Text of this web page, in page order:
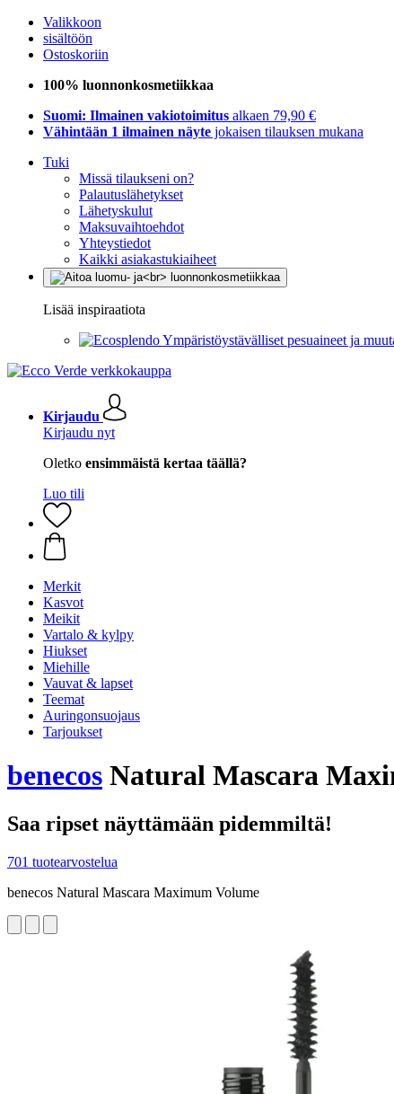
Valikkoon
sisältöön
Ostoskoriin
100% luonnonkosmetiikkaa
Suomi: Ilmainen vakiotoimitus alkaen 79,90 €
Vähintään 1 ilmainen näyte jokaisen tilauksen mukana
Tuki
Missä tilaukseni on?
Palautuslähetykset
Lähetyskulut
Maksuvaihtoehdot
Yhteystiedot
Kaikki asiakastukiaiheet
Lisää inspiraatiota
Ympäristöystävälliset pesuaineet ja
Kirjaudu
Kirjaudu nyt
Oletko ensimmäistä kertaa täällä?
Luo tili
Merkit
Kasvot
Meikit
Vartalo & kylpy
Hiukset
Miehille
Vauvat & lapset
Teemat
Auringonsuojaus
Tarjoukset
benecos Natural Mascara
Saa ripset näyttämään pidemmiltä!
701 tuotearvostelua
benecos Natural Mascara Maximum Volume